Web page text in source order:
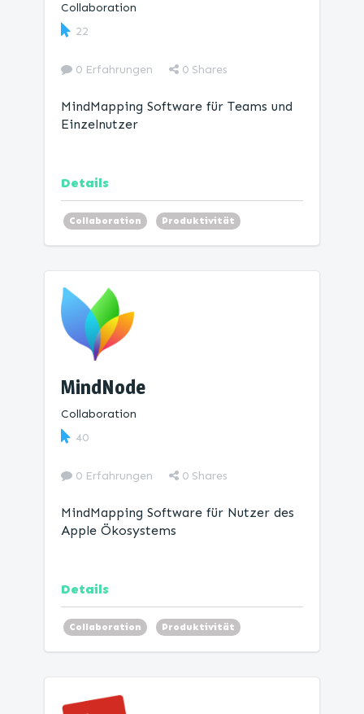
Collaboration
22
0 Erfahrungen 0 Shares
MindMapping Software für Teams und
Einzelnutzer
Details
Collaboration Produktivität
Mind Map
MindNode
Collaboration
40
0 Erfahrungen 0 Shares
MindMapping Software für Nutzer des
Apple Ökosystems
Details
Collaboration Produktivität
Mind Map